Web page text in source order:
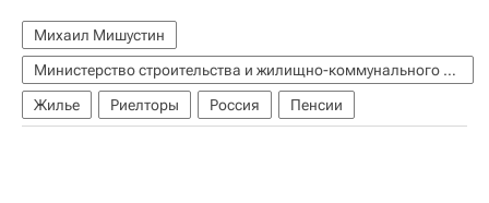
Михаил Мишустин
Министерство строительства и жилищно-коммунального хозяйства РФ (Минстрой России)
Жилье
Риелторы Россия Пенсии